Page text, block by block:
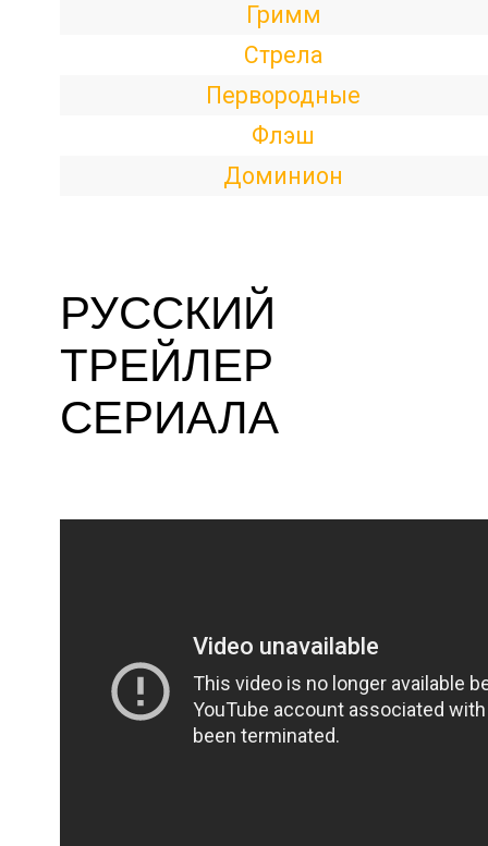
Гримм
Стрела
Первородные
Флэш
Доминион
РУССКИЙ
ТРЕЙЛЕР
СЕРИАЛА